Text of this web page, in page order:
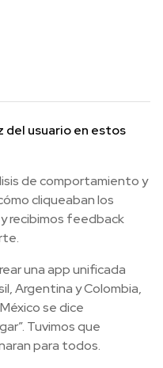
del usuario en estos
de comportamiento y
cliqueaban los
recibimos feedback
una app unificada
Argentina y Colombia,
se dice
Tuvimos que
para todos.